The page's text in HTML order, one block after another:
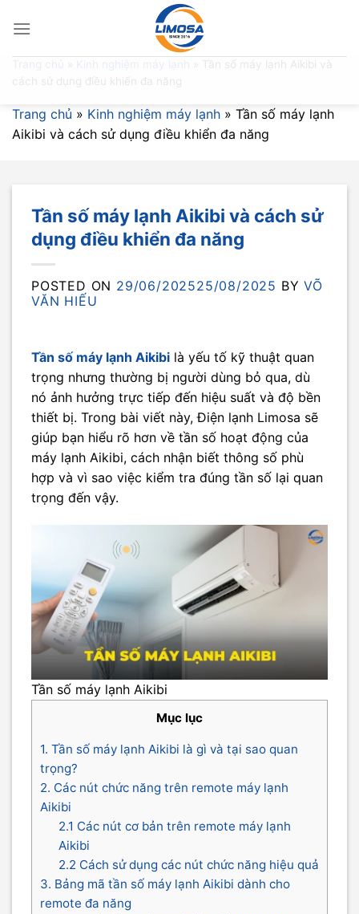
Tần số máy lạnh Aikibi và
cách sử dụng điều khiển đa năng
Trang chủ » Kinh nghiệm máy lạnh » Tần số máy lạnh
Aikibi và cách sử dụng điều khiển đa năng
Tần số máy lạnh Aikibi và cách sử
dụng điều khiển đa năng
POSTED ON 29/06/202525/08/2025 BYVÕ
VĂN HIẾU
Tần số máy lạnh Aikibi là yếu tố kỹ thuật quan
trọng nhưng thường bị người dùng bỏ qua, dù
nó ảnh hưởng trực tiếp đến hiệu suất và độ bền
thiết bị. Trong bài viết này, Điện lạnh Limosa sẽ
giúp bạn hiểu rõ hơn về tần số hoạt động của
máy lạnh Aikibi, cách nhận biết thông số phù
hợp và vì sao việc kiểm tra đúng tần số lại quan
trọng đến vậy.
Tần số máy lạnh Aikibi
Mục lục
1. Tần số máy lạnh Aikibi là gì và tại sao quan
trọng?
2. Các nút chức năng trên remote máy lạnh
Aikibi
2.1 Các nút cơ bản trên remote máy lạnh
Aikibi
2.2 Cách sử dụng các nút chức năng hiệu quả
3. Bảng mã tần số máy lạnh Aikibi dành cho
remote đa năng